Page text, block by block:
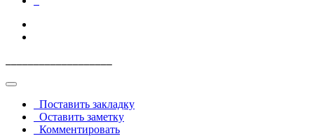
Поставить закладку
Оставить заметку
Комментировать